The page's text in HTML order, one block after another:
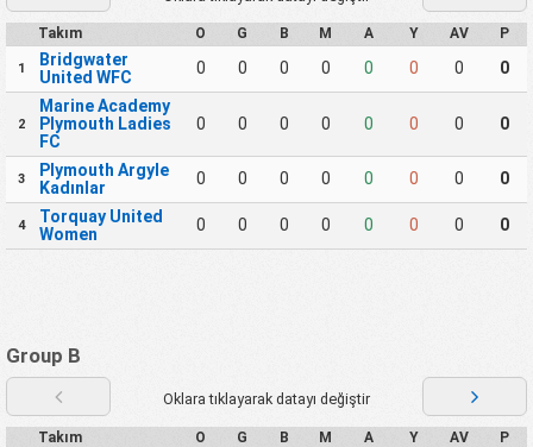
Takım O G B M A Y AV P
1
Bridgwater
United WFC
0 0 0 0 0 0 0 0
2
Marine Academy
Plymouth Ladies
FC
0 0 0 0 0 0 0 0
3
Plymouth Argyle
Kadınlar
0 0 0 0 0 0 0 0
4
Torquay United
Women
0 0 0 0 0 0 0 0
Group B
Oklara tıklayarak datayı değiştir
Takım O G B M A Y AV P